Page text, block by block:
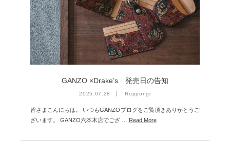
入荷情報
雑誌掲載
イベント
2026年4月 [7]
2026年3月 [5]
2026年1月 [2]
2025年12月 [2]
2025年11月 [6]
2025年10月 [8]
2025年9月 [8]
GANZO ×Drake’s 発売日の告知
2025.07.28 Roppongi
皆さまこんにちは。 いつもGANZOブログをご覧頂きありがとうご
ざいます。 GANZO六本木店でござ … Read More